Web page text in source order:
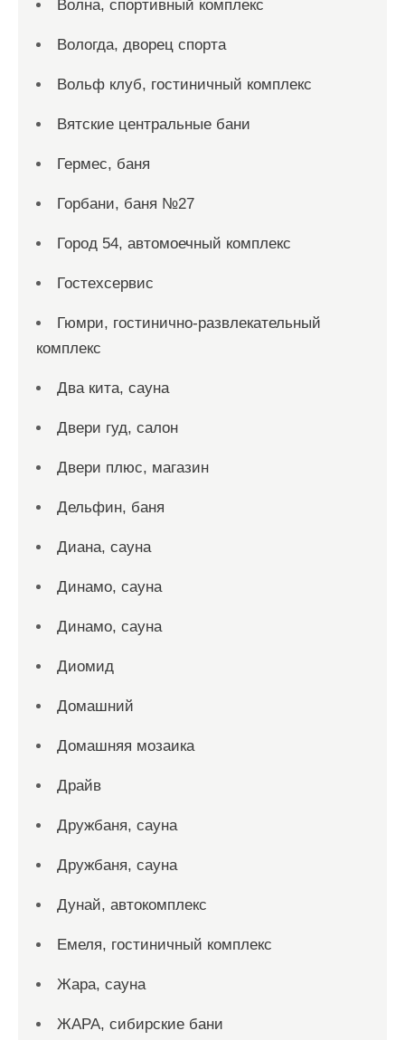
Волна, спортивный комплекс
Вологда, дворец спорта
Вольф клуб, гостиничный комплекс
Вятские центральные бани
Гермес, баня
Горбани, баня №27
Город 54, автомоечный комплекс
Гостехсервис
Гюмри, гостинично-развлекательный
комплекс
Два кита, сауна
Двери гуд, салон
Двери плюс, магазин
Дельфин, баня
Диана, сауна
Динамо, сауна
Динамо, сауна
Диомид
Домашний
Домашняя мозаика
Драйв
Дружбаня, сауна
Дружбаня, сауна
Дунай, автокомплекс
Емеля, гостиничный комплекс
Жара, сауна
ЖАРА, сибирские бани